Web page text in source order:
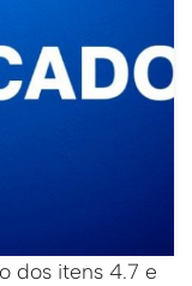
dos itens 4.7 e